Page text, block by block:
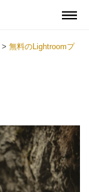
> 無料のLightroomプ